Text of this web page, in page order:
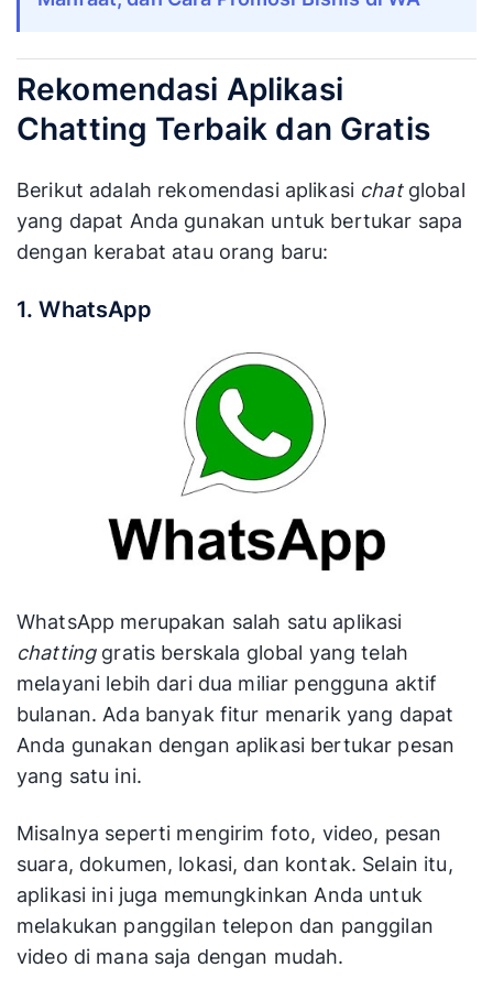
Rekomendasi Aplikasi
Chatting Terbaik dan Gratis
Berikut adalah rekomendasi aplikasi chat global
yang dapat Anda gunakan untuk bertukar sapa
dengan kerabat atau orang baru:
1. WhatsApp
WhatsApp merupakan salah satu aplikasi
chatting gratis berskala global yang telah
melayani lebih dari dua miliar pengguna aktif
bulanan. Ada banyak fitur menarik yang dapat
Anda gunakan dengan aplikasi bertukar pesan
yang satu ini.
Misalnya seperti mengirim foto, video, pesan
suara, dokumen, lokasi, dan kontak. Selain itu,
aplikasi ini juga memungkinkan Anda untuk
melakukan panggilan telepon dan panggilan
video di mana saja dengan mudah.